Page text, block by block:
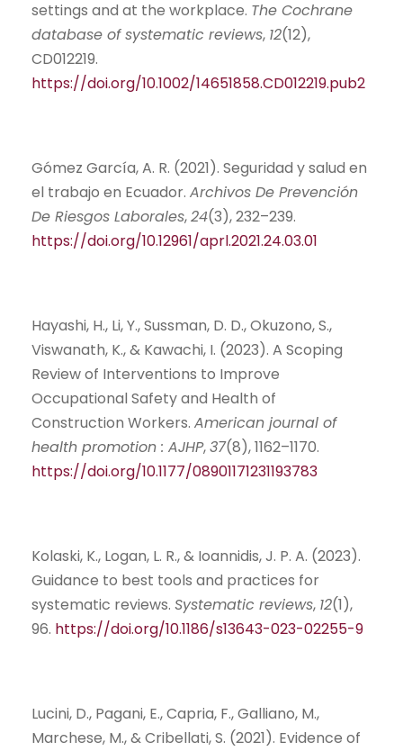
settings and at the workplace. The Cochrane
database of systematic reviews, 12(12),
CD012219.
https://doi.org/10.1002/14651858.CD012219.pub2
Gómez García, A. R. (2021). Seguridad y salud en
el trabajo en Ecuador. Archivos De Prevención
De Riesgos Laborales,24(3), 232–239.
https://doi.org/10.12961/aprl.2021.24.03.01
Hayashi, H., Li, Y., Sussman, D. D., Okuzono, S.,
Viswanath, K., & Kawachi, I. (2023). A Scoping
Review of Interventions to Improve
Occupational Safety and Health of
Construction Workers. American journal of
health promotion : AJHP,37(8), 1162–1170.
https://doi.org/10.1177/08901171231193783
Kolaski, K., Logan, L. R., & Ioannidis, J. P. A. (2023).
Guidance to best tools and practices for
systematic reviews. Systematic reviews, 12(1),
96. https://doi.org/10.1186/s13643-023-02255-9
Lucini, D., Pagani, E., Capria, F., Galliano, M.,
Marchese, M., & Cribellati, S. (2021). Evidence of